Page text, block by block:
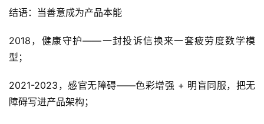
结语：当善意成为产品本能
2018，健康守护——一封投诉信换来一套疲劳度数学模
型；
2021-2023，感官无障碍——色彩增强 + 明盲同服，把无
障碍写进产品架构；